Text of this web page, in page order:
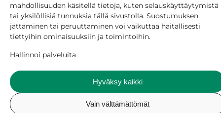
mahdollisuuden käsitellä tietoja, kuten selauskäyttäytymistä
tai yksilöllisiä tunnuksia tällä sivustolla. Suostumuksen
jättäminen tai peruuttaminen voi vaikuttaa haitallisesti
tiettyihin ominaisuuksiin ja toimintoihin.
Hallinnoi palveluita
Hyväksy kaikki
Vain välttämättömät